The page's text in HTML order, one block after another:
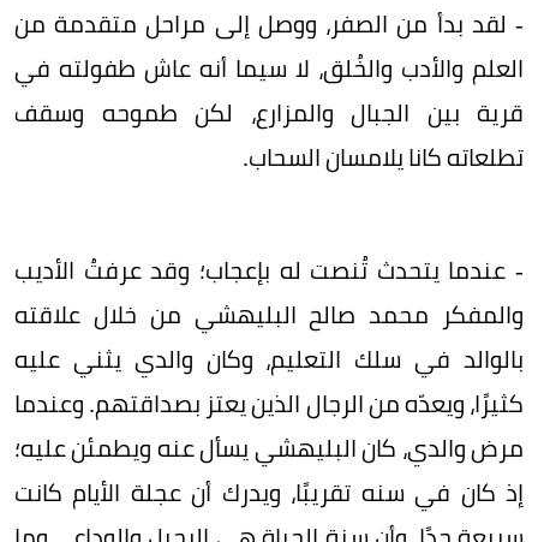
- لقد بدأ من الصفر، ووصل إلى مراحل متقدمة من
العلم والأدب والخُلق، لا سيما أنه عاش طفولته في
قرية بين الجبال والمزارع، لكن طموحه وسقف
تطلعاته كانا يلامسان السحاب.
- عندما يتحدث تُنصت له بإعجاب؛ وقد عرفتُ الأديب
والمفكر محمد صالح البليهشي من خلال علاقته
بالوالد في سلك التعليم، وكان والدي يثني عليه
كثيرًا، ويعدّه من الرجال الذين يعتز بصداقتهم. وعندما
مرض والدي، كان البليهشي يسأل عنه ويطمئن عليه؛
إذ كان في سنه تقريبًا، ويدرك أن عجلة الأيام كانت